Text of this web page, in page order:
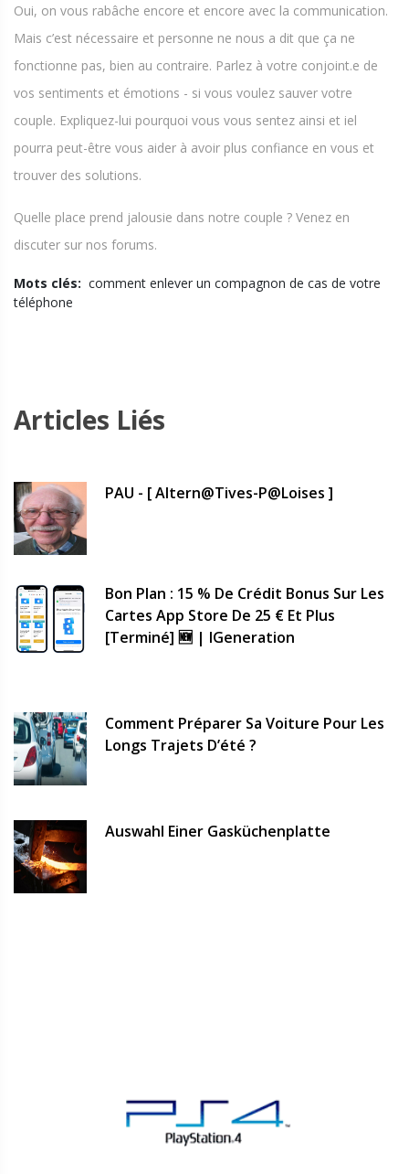
Oui, on vous rabâche encore et encore avec la communication.
Mais c’est nécessaire et personne ne nous a dit que ça ne
fonctionne pas, bien au contraire. Parlez à votre conjoint.e de
vos sentiments et émotions - si vous voulez sauver votre
couple. Expliquez-lui pourquoi vous vous sentez ainsi et iel
pourra peut-être vous aider à avoir plus confiance en vous et
trouver des solutions.
Quelle place prend jalousie dans notre couple ? Venez en
discuter sur nos forums.
Mots clés: comment enlever un compagnon de cas de votre
téléphone
Articles Liés
PAU - [ Altern@tives-P@loises ]
Bon Plan : 15 % De Crédit Bonus Sur Les
Cartes App Store De 25 € Et Plus
[terminé] 🆕 | IGeneration
Comment Préparer Sa Voiture Pour Les
Longs Trajets D’été ?
Auswahl Einer Gasküchenplatte